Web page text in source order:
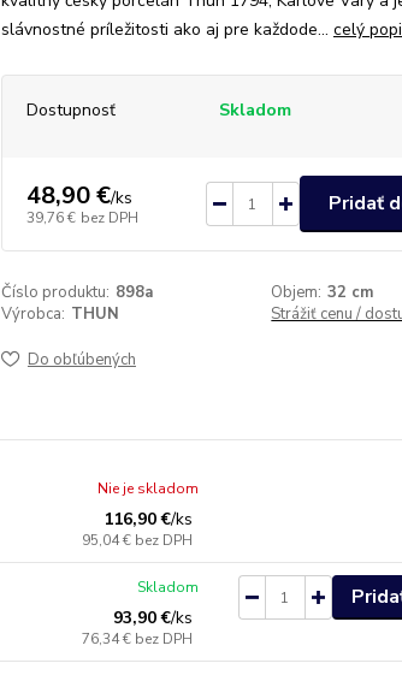
slávnostné príležitosti ako aj pre každode... celý
Dostupnosť Skladom
48,90 €/ks
39,76 € bez DPH
Pridať
Číslo produktu: 898a Objem: 32 cm
Výrobca: THUN Strážiť cenu /
Do obľúbených
116,90 €/ks
95,04 € bez DPH
Nie je skladom
93,90 €/ks
76,34 € bez DPH
Skladom